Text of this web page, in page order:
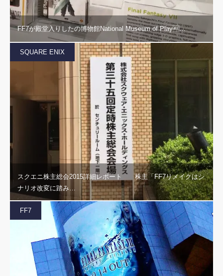
FF7が殿堂入りしたの博物館National Museum of Play…
SQUARE ENIX
スクエニ株主総会2015詳細レポート 株主「FF7リメイクはシ
ナリオ改変に踏み…
FF7